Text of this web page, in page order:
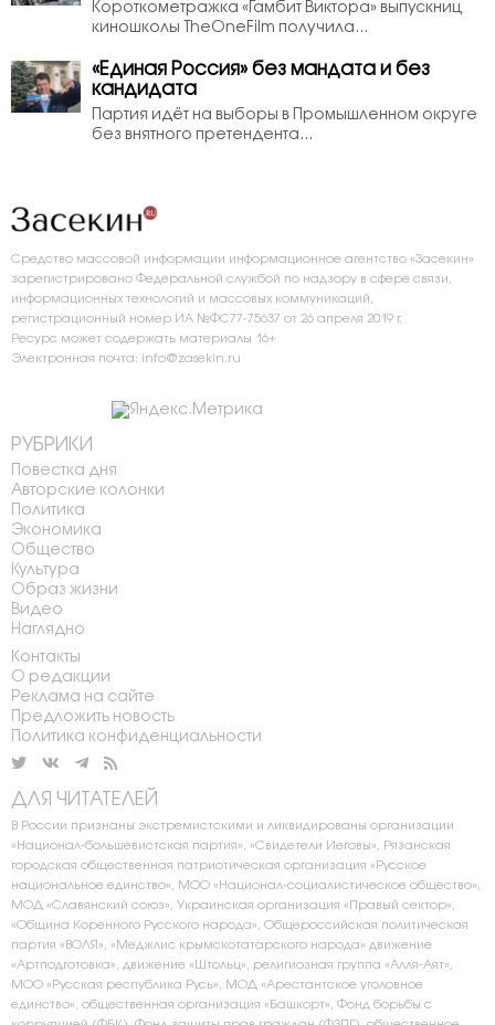
Короткометражка «Гамбит Виктора» выпускниц
киношколы TheOneFilm получила...
«Единая Россия» без мандата и без
кандидата
Партия идёт на выборы в Промышленном округе
без внятного претендента...
Средство массовой информации информационное агентство «Засекин»
зарегистрировано Федеральной службой по надзору в сфере связи,
информационных технологий и массовых коммуникаций,
регистрационный номер ИА №ФС77-75637 от 26 апреля 2019 г.
Ресурс может содержать материалы 16+
Электронная почта: info@zasekin.ru
РУБРИКИ
Повестка дня
Авторские колонки
Политика
Экономика
Общество
Культура
Образ жизни
Видео
Наглядно
Контакты
О редакции
Реклама на сайте
Предложить новость
Политика конфиденциальности
ДЛЯ ЧИТАТЕЛЕЙ
В России признаны экстремистскими и ликвидированы организации
«Национал-большевистская партия», «Свидетели Иеговы», Рязанская
городская общественная патриотическая организация «Русское
национальное единство», МОО «Национал-социалистическое общество»,
МОД «Славянский союз», Украинская организация «Правый сектор»,
«Община Коренного Русского народа», Общероссийская политическая
партия «ВОЛЯ», «Меджлис крымскотатарского народа» движение
«Артподготовка», движение «Штольц», религиозная группа «Алля-Аят»,
МОО «Русская республика Русь», МОД «Арестантское уголовное
единство», общественная организация «Башкорт», Фонд борьбы с